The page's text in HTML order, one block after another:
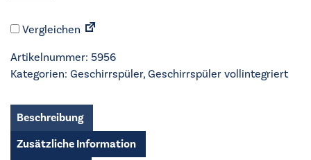
vollintegriert
-
KESC8415L
Vergleichen
Artikelnummer: 5956
Kategorien: Geschirrspüler, Geschirrspüler vollintegriert
Beschreibung
Zusätzliche Information